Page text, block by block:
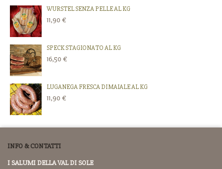
WURSTEL SENZA PELLE AL KG
11,90 €
SPECK STAGIONATO AL KG
16,50 €
LUGANEGA FRESCA DI MAIALE AL KG
11,90 €
INFO & CONTATTI
I SALUMI DELLA VAL DI SOLE